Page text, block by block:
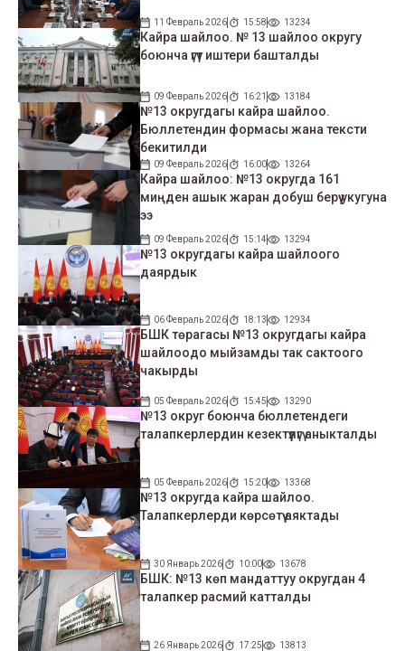
11 Февраль 2026 15:58 13234
Кайра шайлоо. № 13 шайлоо округу
боюнча үгүт иштери башталды
09 Февраль 2026 16:21 13184
№13 округдагы кайра шайлоо.
Бюллетендин формасы жана тексти
бекитилди
09 Февраль 2026 16:00 13264
Кайра шайлоо: №13 округда 161
миңден ашык жаран добуш берүү укугуна
ээ
09 Февраль 2026 15:14 13294
№13 округдагы кайра шайлоого
даярдык
06 Февраль 2026 18:13 12934
БШК төрагасы №13 округдагы кайра
шайлоодо мыйзамды так сактоого
чакырды
05 Февраль 2026 15:45 13290
№13 округ боюнча бюллетендеги
талапкерлердин кезектүүлүгү аныкталды
05 Февраль 2026 15:20 13368
№13 округда кайра шайлоо.
Талапкерлерди көрсөтүү аяктады
30 Январь 2026 10:00 13678
БШК: №13 көп мандаттуу округдан 4
талапкер расмий катталды
26 Январь 2026 17:25 13813